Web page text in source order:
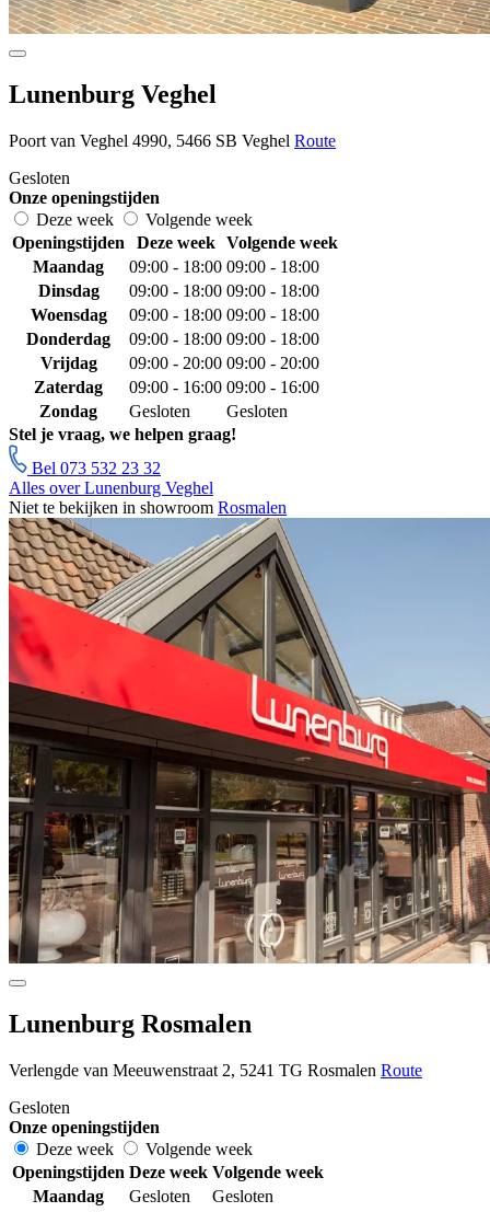
Lunenburg Veghel
Poort van Veghel 4990, 5466 SB Veghel Route
Gesloten
Onze openingstijden
Deze week
Volgende week
Openingstijden
Deze week
Volgende week
Maandag
09:00 - 18:00 09:00 - 18:00
Dinsdag
09:00 - 18:00 09:00 - 18:00
Woensdag
09:00 - 18:00 09:00 - 18:00
Donderdag
09:00 - 18:00 09:00 - 18:00
Vrijdag
09:00 - 20:00 09:00 - 20:00
Zaterdag
09:00 - 16:00 09:00 - 16:00
Zondag
Gesloten
Gesloten
Stel je vraag, we helpen graag!
Bel 073 532 23 32
Alles over Lunenburg Veghel
Niet te bekijken in showroom Rosmalen
Lunenburg Rosmalen
Verlengde van Meeuwenstraat 2, 5241 TG Rosmalen Route
Gesloten
Onze openingstijden
Deze week
Volgende week
Openingstijden Deze week Volgende week
Maandag
Gesloten
Gesloten